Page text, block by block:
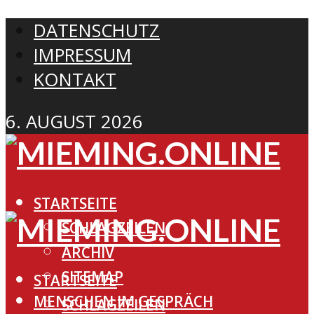
DATENSCHUTZ
IMPRESSUM
KONTAKT
6. AUGUST 2026
STARTSEITE
SCHLAGZEILEN
ARCHIV
SITEMAP
MENSCHEN IM GESPRÄCH
STARTSEITE
SCHLAGZEILEN